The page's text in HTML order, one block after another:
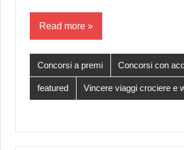
Read more
Concorsi a premi Concorsi con
featured Vincere viaggi crociere e